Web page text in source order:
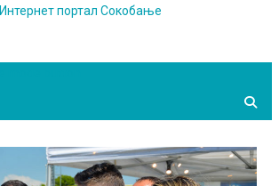
Интернет портал Сокобање